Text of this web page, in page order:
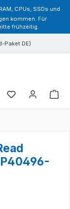
CPUs, SSDs und
kommen. Für
frühzeitig.
Paket DE)
Sie haben 0
P40496-